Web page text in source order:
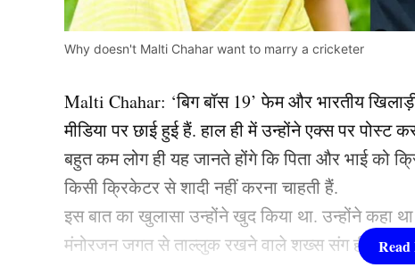
Why doesn't Malti Chahar want to marry a cricketer
Malti Chahar: ‘बिग बॉस 19’ फेम और भारतीय
मीडिया पर छाई हुई हैं. हाल ही में उन्होंने एक्स पर
बहुत कम लोग ही यह जानते होंगे कि पिता और भाई को
किसी क्रिकेटर से शादी नहीं करना चाहती हैं.
इस बात का खुलासा उन्होंने खुद किया था. उन्होंने कहा
मंनोरजन जगत से ताल्लुक रखने वाले शख्स संग ही घर